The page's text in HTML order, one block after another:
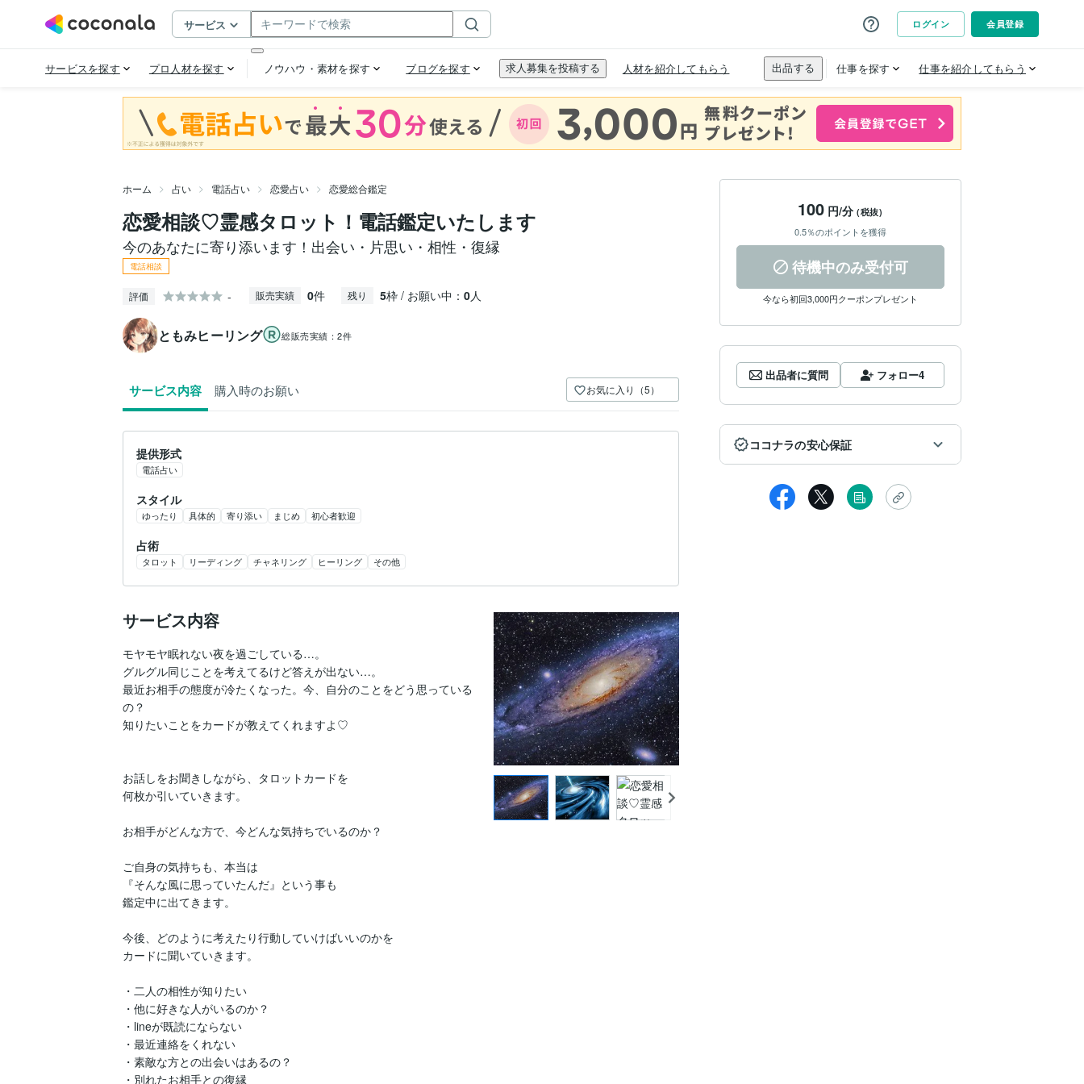
ホーム 占い 電話占い 恋愛占い 恋愛総合鑑定
恋愛相談♡霊感タロット！電話鑑定いたします
今のあなたに寄り添います！出会い・片思い・相性・復縁
電話相談
評価 - 販売実績 0件 残り 5枠 / お願い中： 0人
ともみヒーリング 総販売実績：2件
サービス内容 購入時のお願い お気に入り（5）
提供形式
電話占い
スタイル
ゆったり 具体的 寄り添い まじめ 初心者歓迎
占術
タロット リーディング チャネリング ヒーリング その他
サービス内容
モヤモヤ眠れない夜を過ごしている…。
グルグル同じことを考えてるけど答えが出ない…。
最近お相手の態度が冷たくなった。今、自分のことをどう思っている
の？
知りたいことをカードが教えてくれますよ♡
お話しをお聞きしながら、タロットカードを
何枚か引いていきます。
お相手がどんな方で、今どんな気持ちでいるのか？
ご自身の気持ちも、本当は
『そんな風に思っていたんだ』という事も
鑑定中に出てきます。
今後、どのように考えたり行動していけばいいのかを
カードに聞いていきます。
・二人の相性が知りたい
・他に好きな人がいるのか？
・lineが既読にならない
・最近連絡をくれない
・素敵な方との出会いはあるの？
・別れたお相手との復縁
100 円/分(税抜)
0.5％のポイントを獲得
待機中のみ受付可
今なら初回3,000円クーポンプレゼント
出品者に質問 フォロー4
ココナラの安心保証